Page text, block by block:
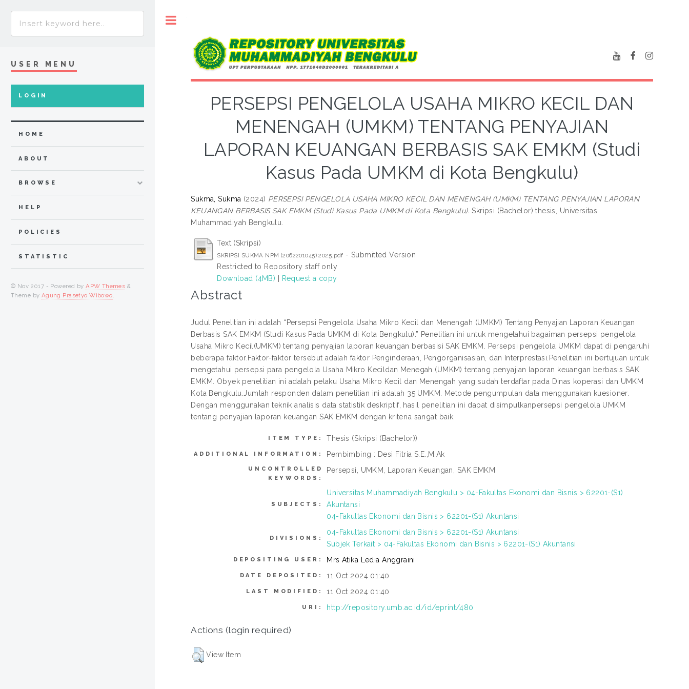
PERSEPSI PENGELOLA USAHA MIKRO KECIL DAN
MENENGAH (UMKM) TENTANG PENYAJIAN
LAPORAN KEUANGAN BERBASIS SAK EMKM (Studi
Kasus Pada UMKM di Kota Bengkulu)
Sukma, Sukma (2024) PERSEPSI PENGELOLA USAHA MIKRO KECIL DAN MENENGAH (UMKM) TENTANG PENYAJIAN LAPORAN
KEUANGAN BERBASIS SAK EMKM (Studi Kasus Pada UMKM di Kota Bengkulu). Skripsi (Bachelor) thesis, Universitas
Muhammadiyah Bengkulu.
Text (Skripsi)
SKRIPSI SUKMA NPM (2062201045) 2025.pdf - Submitted Version
Restricted to Repository staff only
Download (4MB) | Request a copy
Abstract
Judul Penelitian ini adalah “Persepsi Pengelola Usaha Mikro Kecil dan Menengah (UMKM) Tentang Penyajian Laporan Keuangan
Berbasis SAK EMKM (Studi Kasus Pada UMKM di Kota Bengkulu).” Penelitian ini untuk mengetahui bagaiman persepsi pengelola
Usaha Mikro Kecil(UMKM) tentang penyajian laporan keuangan berbasisi SAK EMKM. Persepsi pengelola UMKM dapat di pengaruhi
beberapa faktor.Faktor-faktor tersebut adalah faktor Penginderaan, Pengorganisasian, dan Interprestasi.Penelitian ini bertujuan untuk
mengetahui persepsi para pengelola Usaha Mikro Kecildan Menegah (UMKM) tentang penyajian laporan keuangan berbasis SAK
EMKM. Obyek penelitian ini adalah pelaku Usaha Mikro Kecil dan Menengah yang sudah terdaftar pada Dinas koperasi dan UMKM
Kota Bengkulu.Jumlah responden dalam penelitian ini adalah 35 UMKM. Metode pengumpulan data menggunakan kuesioner.
Dengan menggunakan teknik analisis data statistik deskriptif, hasil penelitian ini dapat disimpulkanpersepsi pengelola UMKM
tentang penyajian laporan keuangan SAK EMKM dengan kriteria sangat baik.
ITEM TYPE: Thesis (Skripsi (Bachelor))
ADDITIONAL INFORMATION: Pembimbing : Desi Fitria S.E.,M.Ak
UNCONTROLLED
KEYWORDS:
Persepsi, UMKM, Laporan Keuangan, SAK EMKM
SUBJECTS:
Universitas Muhammadiyah Bengkulu > 04-Fakultas Ekonomi dan Bisnis > 62201-(S1)
Akuntansi
04-Fakultas Ekonomi dan Bisnis > 62201-(S1) Akuntansi
DIVISIONS:
04-Fakultas Ekonomi dan Bisnis > 62201-(S1) Akuntansi
Subjek Terkait > 04-Fakultas Ekonomi dan Bisnis > 62201-(S1) Akuntansi
DEPOSITING USER: Mrs Atika Ledia Anggraini
DATE DEPOSITED: 11 Oct 2024 01:40
LAST MODIFIED: 11 Oct 2024 01:40
URI: http://repository.umb.ac.id/id/eprint/480
Actions (login required)
View Item
USER MENU
LOGIN
HOME
ABOUT
BROWSE
HELP
POLICIES
STATISTIC
© Nov 2017 - Powered byAPW Themes &
Theme by Agung Prasetyo Wibowo.